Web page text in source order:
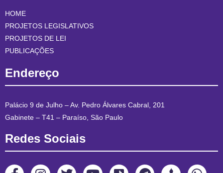
HOME
PROJETOS LEGISLATIVOS
PROJETOS DE LEI
PUBLICAÇÕES
Endereço
Palácio 9 de Julho – Av. Pedro Álvares Cabral, 201
Gabinete – T41 – Paraíso, São Paulo
Redes Sociais